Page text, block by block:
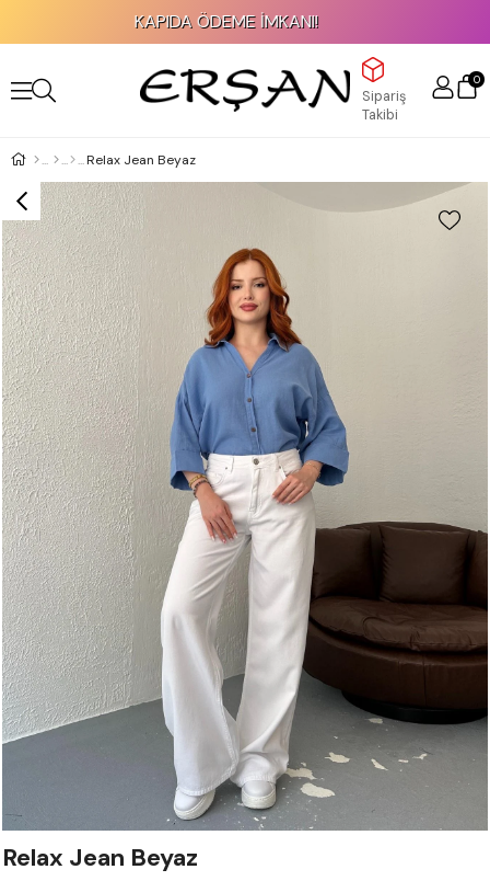
KAPIDA ÖDEME İMKANI!
Sipariş
Takibi
0
Relax Jean Beyaz
Relax Jean Beyaz